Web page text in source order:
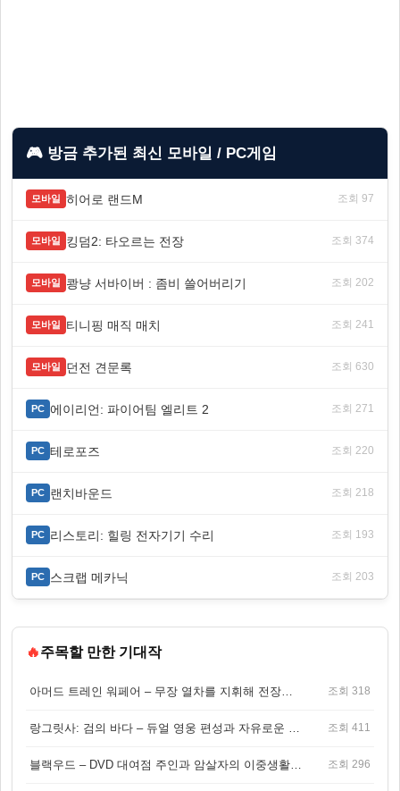
🎮 방금 추가된 최신 모바일 / PC게임
모바일 히어로 랜드M 조회 97
모바일 킹덤2: 타오르는 전장 조회 374
모바일 쾅냥 서바이버 : 좀비 쓸어버리기 조회 202
모바일 티니핑 매직 매치 조회 241
모바일 던전 견문록 조회 630
PC 에이리언: 파이어팀 엘리트 2 조회 271
PC 테로포즈 조회 220
PC 랜치바운드 조회 218
PC 리스토리: 힐링 전자기기 수리 조회 193
PC 스크랩 메카닉 조회 203
🔥주목할 만한 기대작
조회 318
조회 411
조회 296